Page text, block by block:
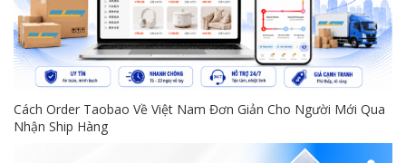
Cách Order Taobao Về Việt Nam Đơn Giản Cho Người Mới Qua
Nhận Ship Hàng